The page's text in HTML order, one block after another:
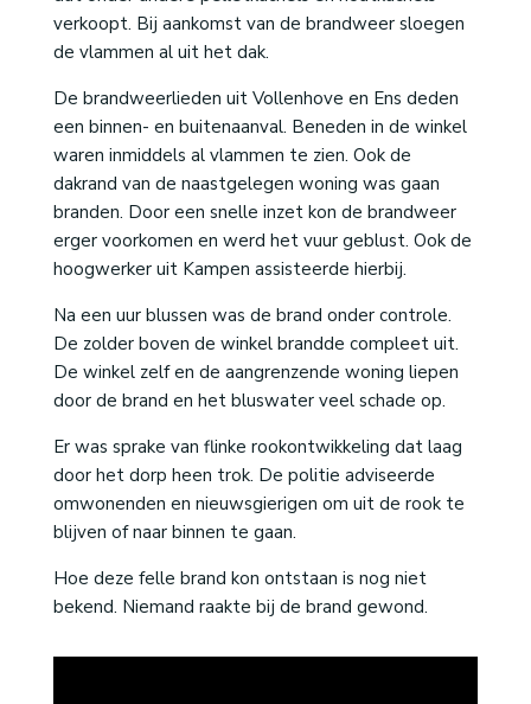
verkoopt. Bij aankomst van de brandweer sloegen
de vlammen al uit het dak.
De brandweerlieden uit Vollenhove en Ens deden
een binnen- en buitenaanval. Beneden in de winkel
waren inmiddels al vlammen te zien. Ook de
dakrand van de naastgelegen woning was gaan
branden. Door een snelle inzet kon de brandweer
erger voorkomen en werd het vuur geblust. Ook de
hoogwerker uit Kampen assisteerde hierbij.
Na een uur blussen was de brand onder controle.
De zolder boven de winkel brandde compleet uit.
De winkel zelf en de aangrenzende woning liepen
door de brand en het bluswater veel schade op.
Er was sprake van flinke rookontwikkeling dat laag
door het dorp heen trok. De politie adviseerde
omwonenden en nieuwsgierigen om uit de rook te
blijven of naar binnen te gaan.
Hoe deze felle brand kon ontstaan is nog niet
bekend. Niemand raakte bij de brand gewond.